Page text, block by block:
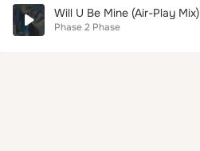
Will U Be Mine (Air-Play Mix)
Phase 2 Phase